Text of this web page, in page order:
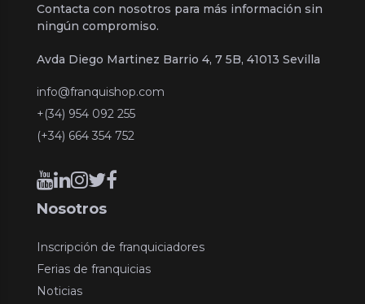
Contacta con nosotros para más información sin
ningún compromiso.
Avda Diego Martinez Barrio 4, 7 5B, 41013 Sevilla
info@franquishop.com
+(34) 954 092 255
(+34) 664 354 752
Nosotros
Inscripción de franquiciadores
Ferias de franquicias
Noticias